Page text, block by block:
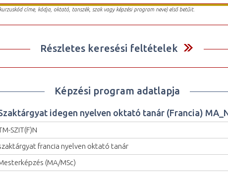
címe, kódja, oktató, tanszék, szak vagy képzési program neve) első betűit.
Részletes keresési feltételek
Képzési program adatlapja
idegen nyelven oktató tanár (Francia)
SZIT(F)N
francia nyelven oktató tanár
(MA/MSc)